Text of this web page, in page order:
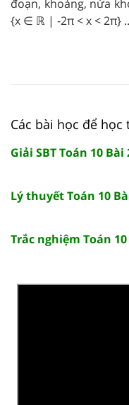
đoạn, khoảng, nửa
{x ∈ ℝ | -2π < x < 2π}
Các bài học để học
Giải SBT Toán 10
Lý thuyết Toán 10
Trắc nghiệm Toán